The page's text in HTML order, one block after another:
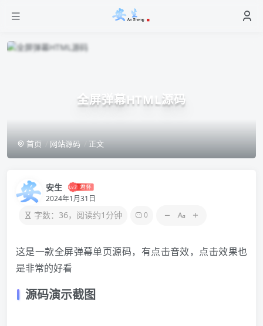
全屏弹幕HTML源码
首页 网站源码 正文
安生
2024年1月31日
字数：36，阅读约1分钟 0
这是一款全屏弹幕单页源码，有点击音效，点击效果也
是非常的好看
源码演示截图